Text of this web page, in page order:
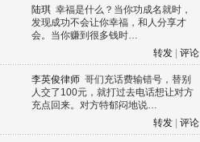
陆琪 幸福是什么？当你功成名就时，
发现成功不会让你幸福，和人分享才
会。当你赚到很多钱时…
转发
评论
李英俊律师 哥们充话费输错号，替别
人交了100元，就打过去电话想让对方
充点回来。对方特郁闷地说…
转发
评论